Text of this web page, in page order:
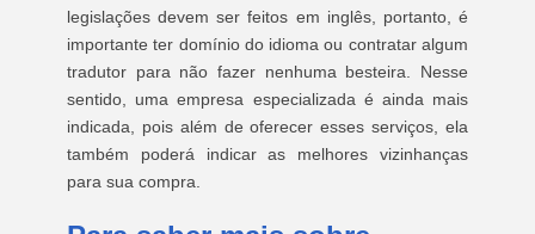
legislações devem ser feitos em inglês, portanto, é
importante ter domínio do idioma ou contratar algum
tradutor para não fazer nenhuma besteira. Nesse
sentido, uma empresa especializada é ainda mais
indicada, pois além de oferecer esses serviços, ela
também poderá indicar as melhores vizinhanças
para sua compra.